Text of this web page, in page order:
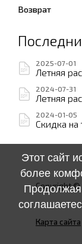
Возврат
2025-07-01
Летняя
2024-07-31
Летняя
2024-01-05
Скидка
Copyright ©
Карта сайта
Этот сайт
более
Продолжая